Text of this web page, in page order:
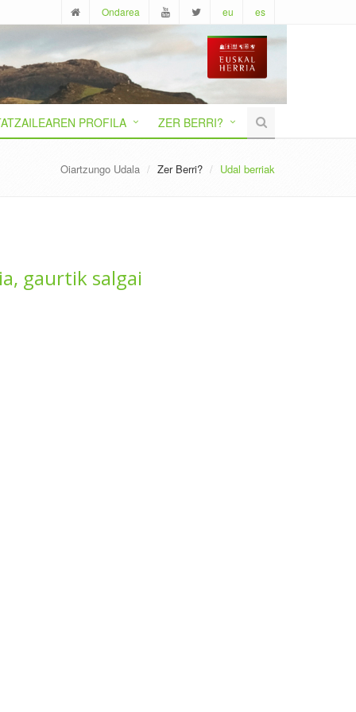
Ondarea eu es
PROFILA ZER BERRI?
Oiartzungo Udala Zer Berri? Udal berriak
gaurtik salgai